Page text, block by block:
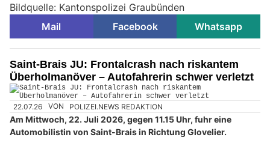
Bildquelle: Kantonspolizei Graubünden
Mail
Facebook Whatsapp
Saint-Brais JU: Frontalcrash nach riskantem
Überholmanöver – Autofahrerin schwer verletzt
22.07.26 VON POLIZEI.NEWS REDAKTION
Am Mittwoch, 22. Juli 2026, gegen 11.15 Uhr, fuhr eine
Automobilistin von Saint-Brais in Richtung Glovelier.